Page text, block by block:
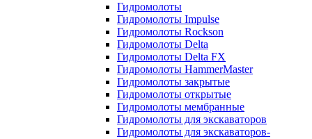
Гидромолоты
Гидромолоты Impulse
Гидромолоты Rockson
Гидромолоты Delta
Гидромолоты Delta FX
Гидромолоты HammerMaster
Гидромолоты закрытые
Гидромолоты открытые
Гидромолоты мембранные
Гидромолоты для экскаваторов
Гидромолоты для экскаваторов-